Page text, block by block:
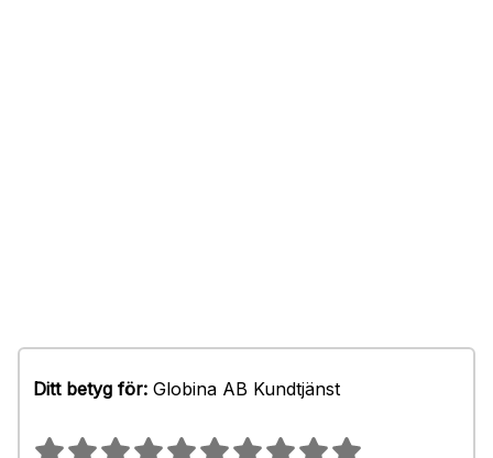
Ditt betyg för: Globina AB Kundtjänst